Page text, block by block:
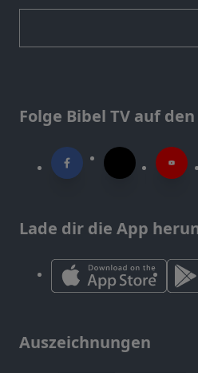
Folge Bibel TV auf
Lade dir die App
Auszeichnungen